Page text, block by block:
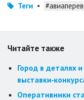
Теги •
Читайте также
Город в деталях
Оперативники